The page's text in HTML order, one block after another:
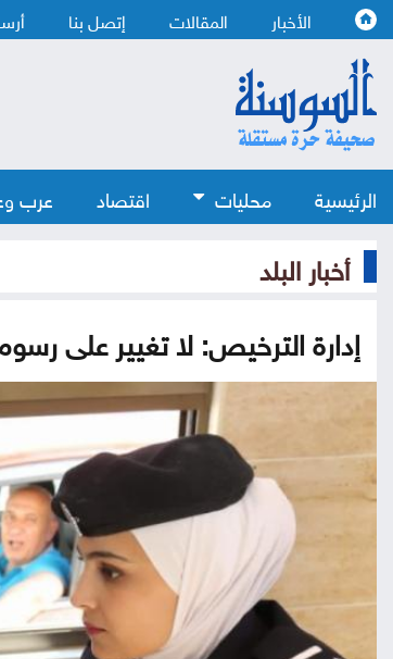
الأخبار المقالات إتصل بنا
الرئيسية محليات اقتصاد عرب
أخبار البلد
إدارة الترخيص: لا تغيير على